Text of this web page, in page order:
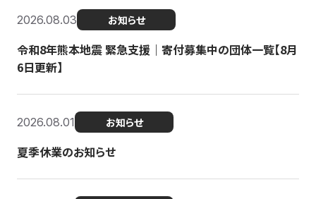
2026.08.03 お知らせ
令和8年熊本地震 緊急支援｜寄付募集中の団体一覧【8月
6日更新】
2026.08.01 お知らせ
夏季休業のお知らせ